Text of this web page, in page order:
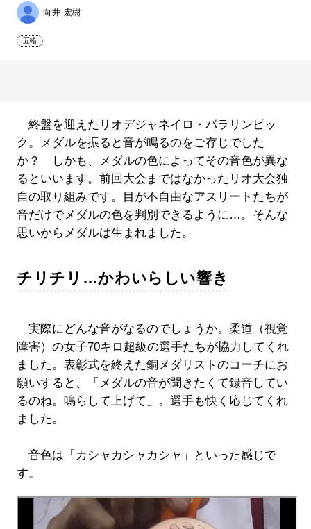
向井 宏樹
五輪
終盤を迎えたリオデジャネイロ・パラリンピッ
ク。メダルを振ると音が鳴るのをご存じでした
か？ しかも、メダルの色によってその音色が異な
るといいます。前回大会まではなかったリオ大会独
自の取り組みです。目が不自由なアスリートたちが
音だけでメダルの色を判別できるように…。そんな
思いからメダルは生まれました。
チリチリ…かわいらしい響き
実際にどんな音がなるのでしょうか。柔道（視覚
障害）の女子70キロ超級の選手たちが協力してくれ
ました。表彰式を終えた銅メダリストのコーチにお
願いすると、「メダルの音が聞きたくて録音してい
るのね。鳴らして上げて」。選手も快く応じてくれ
ました。
音色は「カシャカシャカシャ」といった感じで
す。